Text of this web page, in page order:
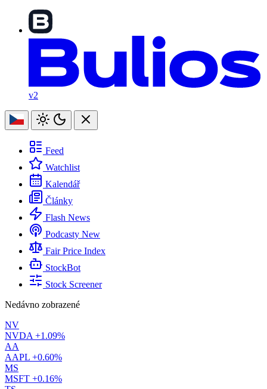
v2
Feed
Watchlist
Kalendář
Články
Flash News
Podcasty New
Fair Price Index
StockBot
Stock Screener
Nedávno zobrazené
NV
NVDA +1.09%
AA
AAPL +0.60%
MS
MSFT +0.16%